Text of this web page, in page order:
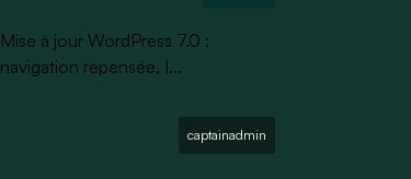
Mise à jour WordPress 7.0 :
navigation repensée, I...
captainadmin